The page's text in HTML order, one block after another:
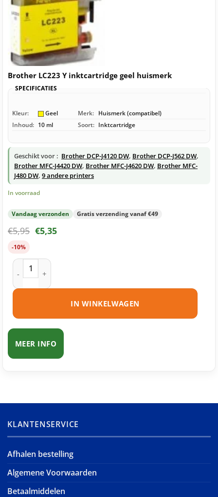
Brother LC223 Y inktcartridge geel huismerk
SPECIFICATIES
Kleur: Geel Merk: Huismerk (compatibel)
Inhoud: 10 ml Soort: Inktcartridge
Geschikt voor : Brother DCP-J4120 DW, Brother DCP-J562 DW,
Brother MFC-J4420 DW, Brother MFC-J4620 DW, Brother MFC-
J480 DW, 9 andere printers
In voorraad
Vandaag verzonden Gratis verzending vanaf €49
€5,95 €5,35
-10%
Brother LC223 Y inktcartridge geel huismerk aantal
IN WINKELWAGEN
MEER INFO
KLANTENSERVICE
Afhalen bestelling
Algemene Voorwaarden
Betaalmiddelen